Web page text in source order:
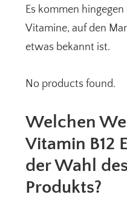
Es kommen
Vitamine, auf den
etwas bekannt ist.
No products found.
Welchen
Vitamin B12
der Wahl
Produkts?